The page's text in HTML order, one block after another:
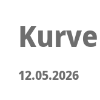
12.05.2026